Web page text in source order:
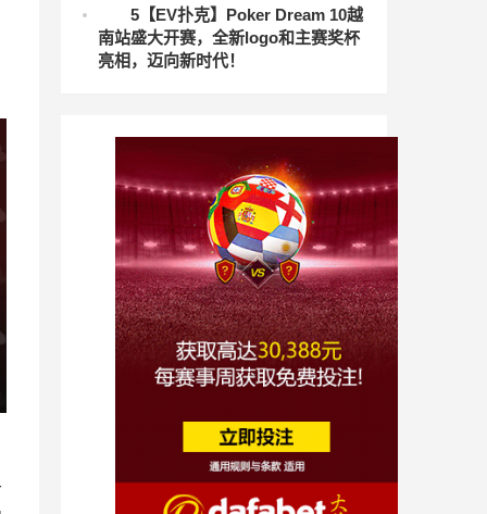
5 【EV扑克】Poker Dream 10越
南站盛大开赛，全新logo和主赛奖杯
亮相，迈向新时代！